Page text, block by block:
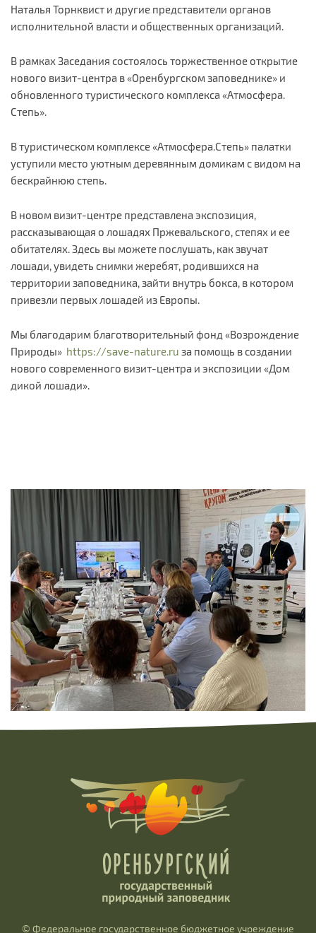
Наталья Торнквист и другие представители органов
исполнительной власти и общественных организаций.
В рамках Заседания состоялось торжественное открытие
нового визит-центра в «Оренбургском заповеднике» и
обновленного туристического комплекса «Атмосфера.
Степь».
В туристическом комплексе «Атмосфера.Степь» палатки
уступили место уютным деревянным домикам с видом на
бескрайнюю степь.
В новом визит-центре представлена экспозиция,
рассказывающая о лошадях Пржевальского, степях и ее
обитателях. Здесь вы можете послушать, как звучат
лошади, увидеть снимки жеребят, родившихся на
территории заповедника, зайти внутрь бокса, в котором
привезли первых лошадей из Европы.
Мы благодарим благотворительный фонд «Возрождение
Природы» https://save-nature.ru за помощь в создании
нового современного визит-центра и экспозиции «Дом
дикой лошади».
© Федеральное государственное бюджетное учреждение